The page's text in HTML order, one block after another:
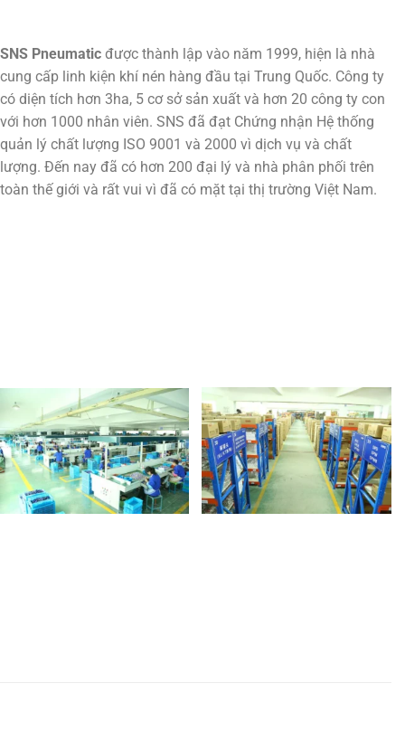
SNS Pneumatic được thành lập vào năm 1999, hiện là nhà
cung cấp linh kiện khí nén hàng đầu tại Trung Quốc. Công ty
có diện tích hơn 3ha, 5 cơ sở sản xuất và hơn 20 công ty con
với hơn 1000 nhân viên. SNS đã đạt Chứng nhận Hệ thống
quản lý chất lượng ISO 9001 và 2000 vì dịch vụ và chất
lượng. Đến nay đã có hơn 200 đại lý và nhà phân phối trên
toàn thế giới và rất vui vì đã có mặt tại thị trường Việt Nam.